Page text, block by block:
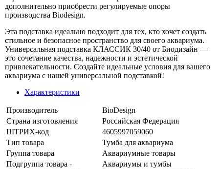
дополнительно приобрести регулируемые опоры
производства Biodesign.
Эта подставка идеально подходит для тех, кто хочет создать
стильное и безопасное пространство для своего аквариума.
Универсальная подставка КЛАССИК 30/40 от Биодизайн —
это сочетание качества, надежности и эстетической
привлекательности. Создайте идеальные условия для вашего
аквариума с нашей универсальной подставкой!
Характеристики
Производитель
BioDesign
Страна изготовления
Российская Федерация
ШТРИХ-код
4605997059060
Тип товара
Тумба для аквариума
Группа товара
Аквариумные товары
Подгруппа товара -
Аквариумы и тумбы